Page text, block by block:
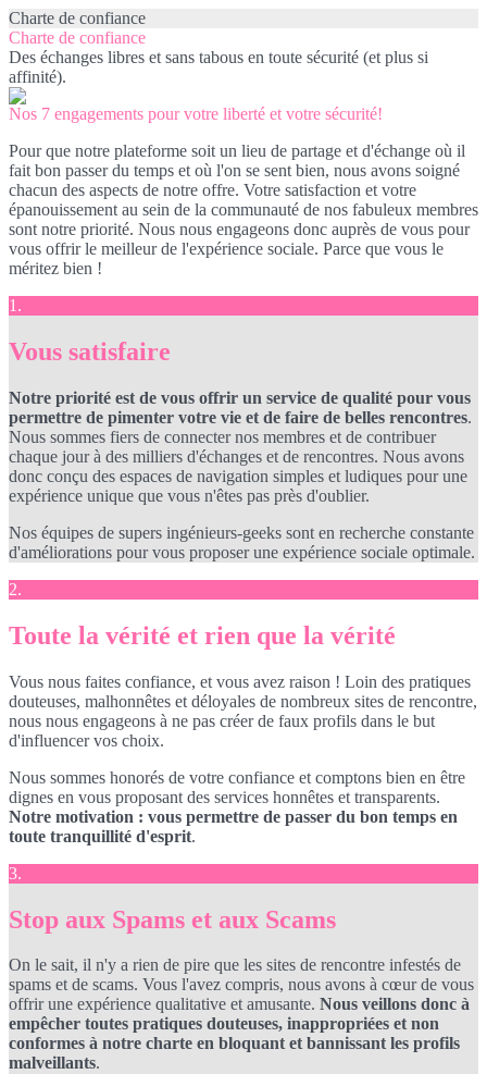
Charte de confiance
Charte de confiance
Des échanges libres et sans tabous en toute sécurité (et plus si
affinité).
Nos 7 engagements pour votre liberté et votre sécurité!
Pour que notre plateforme soit un lieu de partage et d'échange où il
fait bon passer du temps et où l'on se sent bien, nous avons soigné
chacun des aspects de notre offre. Votre satisfaction et votre
épanouissement au sein de la communauté de nos fabuleux membres
sont notre priorité. Nous nous engageons donc auprès de vous pour
vous offrir le meilleur de l'expérience sociale. Parce que vous le
méritez bien !
1.
Vous satisfaire
Notre priorité est de vous offrir un service de qualité pour vous
permettre de pimenter votre vie et de faire de belles rencontres.
Nous sommes fiers de connecter nos membres et de contribuer
chaque jour à des milliers d'échanges et de rencontres. Nous avons
donc conçu des espaces de navigation simples et ludiques pour une
expérience unique que vous n'êtes pas près d'oublier.
Nos équipes de supers ingénieurs-geeks sont en recherche constante
d'améliorations pour vous proposer une expérience sociale optimale.
2.
Toute la vérité et rien que la vérité
Vous nous faites confiance, et vous avez raison ! Loin des pratiques
douteuses, malhonnêtes et déloyales de nombreux sites de rencontre,
nous nous engageons à ne pas créer de faux profils dans le but
d'influencer vos choix.
Nous sommes honorés de votre confiance et comptons bien en être
dignes en vous proposant des services honnêtes et transparents.
Notre motivation : vous permettre de passer du bon temps en
toute tranquillité d'esprit.
3.
Stop aux Spams et aux Scams
On le sait, il n'y a rien de pire que les sites de rencontre infestés de
spams et de scams. Vous l'avez compris, nous avons à cœur de vous
offrir une expérience qualitative et amusante. Nous veillons donc à
empêcher toutes pratiques douteuses, inappropriées et non
conformes à notre charte en bloquant et bannissant les profils
malveillants.